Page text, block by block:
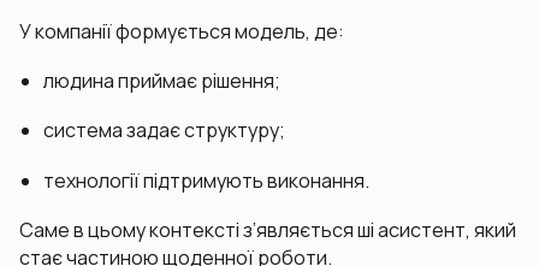
У компанії формується модель, де:
людина приймає рішення;
система задає структуру;
технології підтримують виконання.
Саме в цьому контексті з’являється ші асистент, який
стає частиною щоденної роботи.